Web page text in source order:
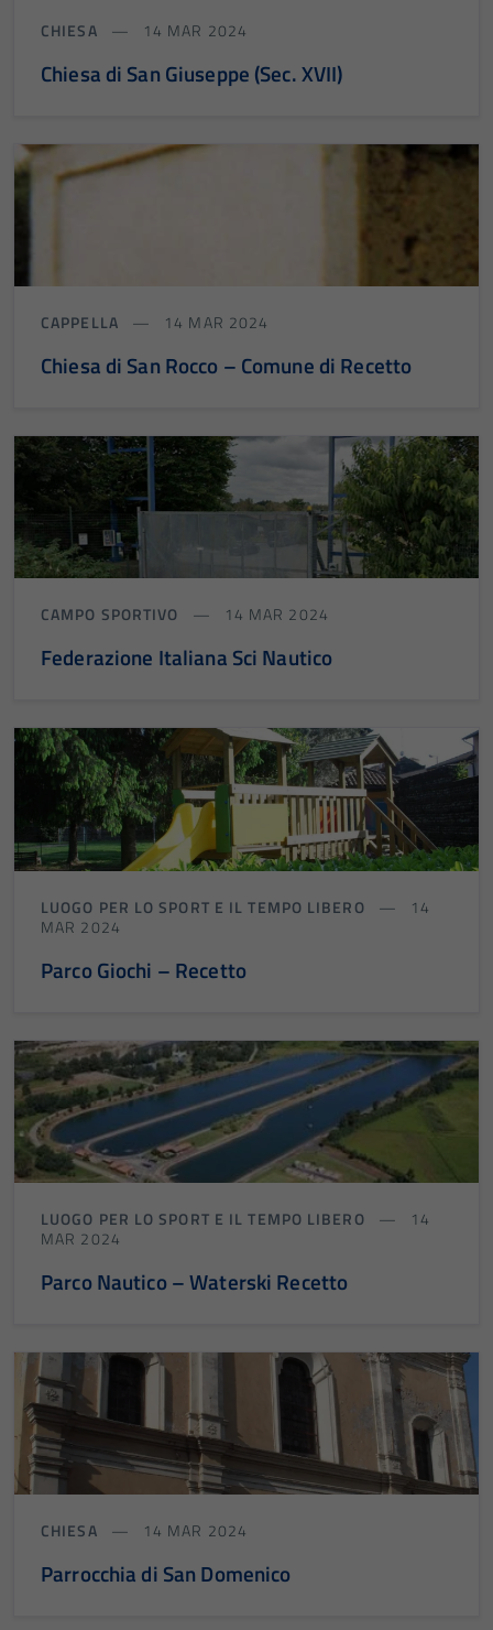
CHIESA 14 MAR 2024
Chiesa di San Giuseppe (Sec. XVII)
CAPPELLA 14 MAR 2024
Chiesa di San Rocco – Comune di Recetto
CAMPO SPORTIVO 14 MAR 2024
Federazione Italiana Sci Nautico
LUOGO PER LO SPORT E IL TEMPO LIBERO
14
MAR 2024
Parco Giochi – Recetto
LUOGO PER LO SPORT E IL TEMPO LIBERO
14
MAR 2024
Parco Nautico – Waterski Recetto
CHIESA 14 MAR 2024
Parrocchia di San Domenico
Tecnici
Questi cookie
sono necessari
funzionamento
del sito e non
disabilitati.